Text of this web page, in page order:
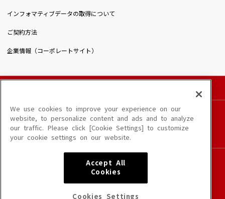
インフォマティブデータの取得について
ご契約方法
企業情報（コーポレートサイト）
このサイトに掲載されている一切の文章・画像・写真・動画・音声等を、手段や形態を
問わず、著作権法の定める範囲を超えて無断で複製、転載、ファイル化などすることを
禁じます。
楽曲及びコンテンツは、端末や配信状況によりご利用いただけない場合があります。
楽曲によりMYリスト保存ができない場合があります。
6602250213Y31015 6602250112Y38026 6602250240Y31015
NexTone許諾番号
We use cookies to improve your experience on our
website, to personalize content and ads and to analyze
our traffic. Please click [Cookie Settings] to customize
your cookie settings on our website.
Accept All
Cookies
Cookies Settings